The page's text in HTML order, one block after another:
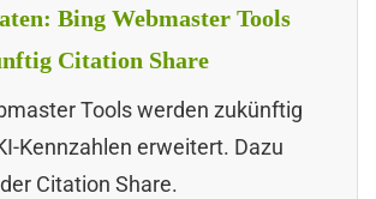
Bing Webmaster Tools
Citation Share
Tools werden zukünftig
Kennzahlen erweitert. Dazu
Citation Share.